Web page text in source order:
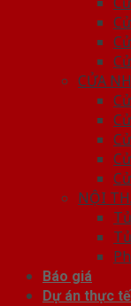
CỬA
NỘI
Báo giá
Dự án thực tế